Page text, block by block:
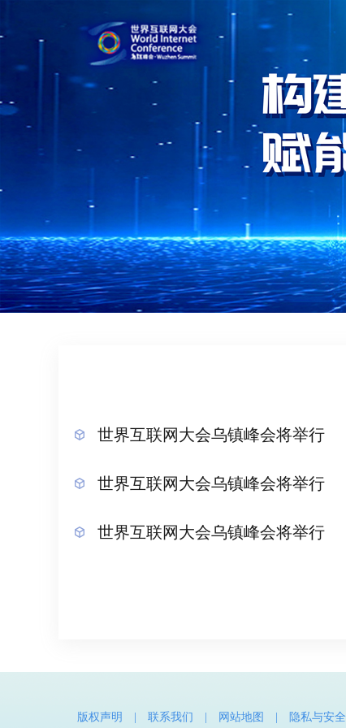
世界互联网大会乌镇峰会将举行
世界互联网大会乌镇峰会将举行
世界互联网大会乌镇峰会将举行
版权声明 联系我们 网站地图 隐私与安全